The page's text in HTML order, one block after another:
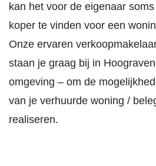
kan het voor de eigenaar
koper te vinden voor een
Onze ervaren
staan je graag bij in
omgeving – om de
van je verhuurde woning /
realiseren.